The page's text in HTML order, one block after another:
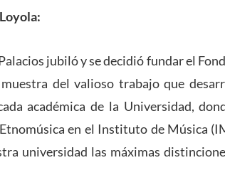
jubiló y se decidió fundar el
muestra del valioso trabajo que
académica de la Universidad,
en el Instituto de Música
universidad las máximas